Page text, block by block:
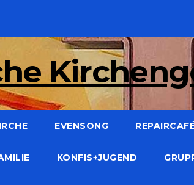
EVENSONG
KONFIS+JUGEND